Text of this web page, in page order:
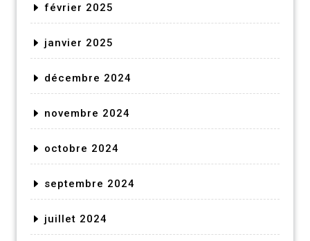
février 2025
janvier 2025
décembre 2024
novembre 2024
octobre 2024
septembre 2024
juillet 2024